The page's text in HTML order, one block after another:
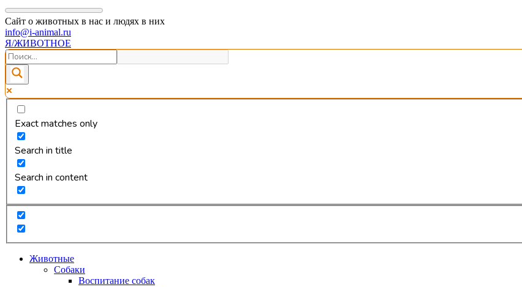
Сайт о животных в нас и людях в них
info@i-animal.ru
Я/ЖИВОТНОЕ
Exact matches only
Search in title
Search in content
Животные
Собаки
Воспитание собак